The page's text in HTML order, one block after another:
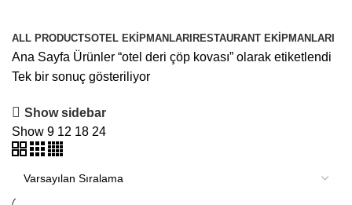
ALL PRODUCTSOTEL EKIPMANLARI RESTAURANT EKIPMANLARI
Ana Sayfa Ürünler “otel deri çöp kovası” olarak etiketlendi
Tek bir sonuç gösteriliyor
Show sidebar
Show 9 12 18 24